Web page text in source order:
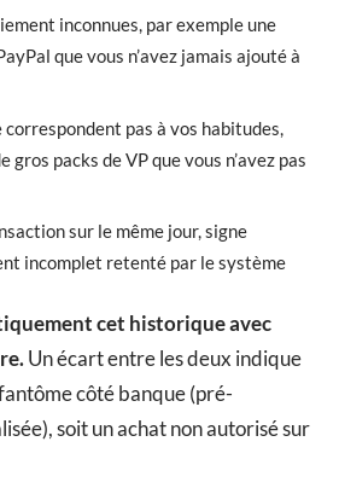
inconnues, par exemple une
que vous n’avez jamais ajouté à
pas à vos habitudes,
gros packs de VP que vous n’avez pas
sur le même jour, signe
incomplet retenté par le système
cet historique avec
Un écart entre les deux indique
côté banque (pré-
soit un achat non autorisé sur